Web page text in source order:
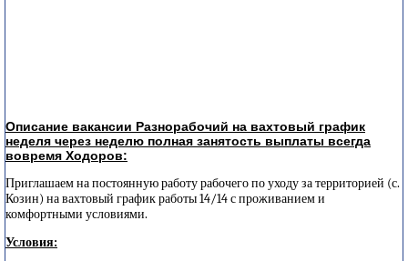
Описание вакансии Разнорабочий на вахтовый график
неделя через неделю полная занятость выплаты всегда
вовремя Ходоров:
Приглашаем на постоянную работу рабочего по уходу за территорией (с.
Козин) на вахтовый график работы 14/14 с проживанием и
комфортными условиями.
Условия: